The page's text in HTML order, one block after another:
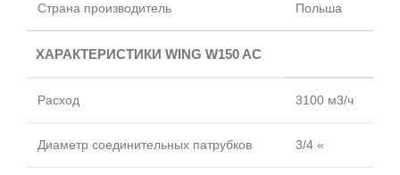
Страна производитель Польша
ХАРАКТЕРИСТИКИ WING W150 AC
Расход 3100 м3/ч
Диаметр соединительных патрубков 3/4 «